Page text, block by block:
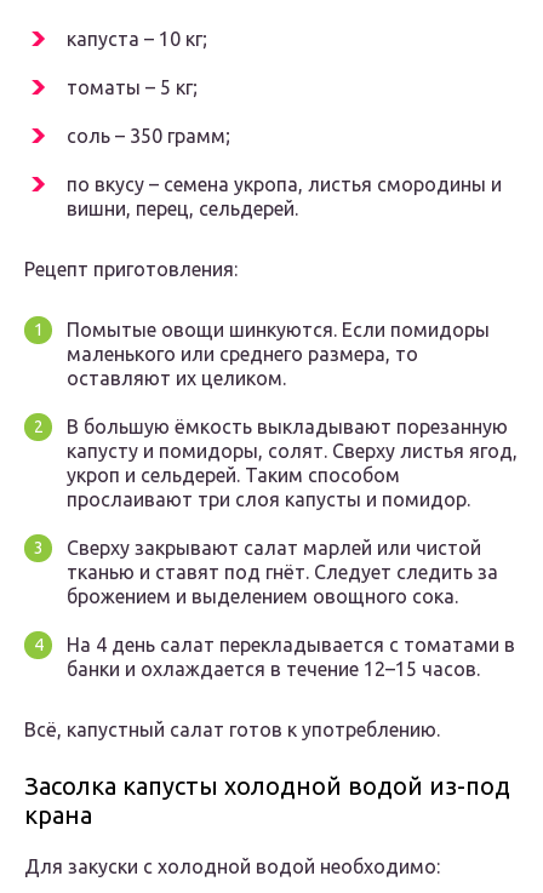
капуста – 10 кг;
томаты – 5 кг;
соль – 350 грамм;
по вкусу – семена укропа, листья смородины и
вишни, перец, сельдерей.
Рецепт приготовления:
Помытые овощи шинкуются. Если помидоры
маленького или среднего размера, то
оставляют их целиком.
В большую ёмкость выкладывают порезанную
капусту и помидоры, солят. Сверху листья ягод,
укроп и сельдерей. Таким способом
прослаивают три слоя капусты и помидор.
Сверху закрывают салат марлей или чистой
тканью и ставят под гнёт. Следует следить за
брожением и выделением овощного сока.
На 4 день салат перекладывается с томатами в
банки и охлаждается в течение 12–15 часов.
Всё, капустный салат готов к употреблению.
Засолка капусты холодной водой из-под
крана
Для закуски с холодной водой необходимо: